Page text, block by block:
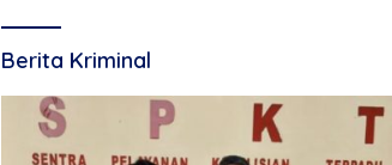
Berita Kriminal